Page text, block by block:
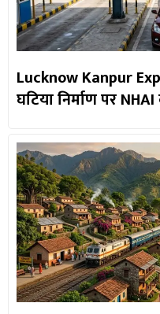
Lucknow Kanpur
घटिया निर्माण पर NHAI